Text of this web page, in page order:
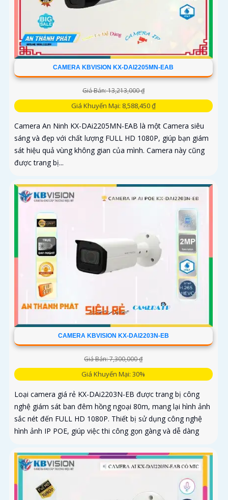
CAMERA KBVISION KX-DAI2205MN-EAB
Giá Bán: 13,213,000 ₫
Giá Khuyến Mại: 8,588,450 ₫
Camera An Ninh KX-DAi2205MN-EAB là một Camera siêu
sáng và đẹp với chất lượng FULL HD 1080P, giúp bạn giám
sát hiệu quả vùng không gian của mình. Camera này cũng
được trang bị...
CAMERA KBVISION KX-DAI2203N-EB
Giá Bán: 7,300,000 ₫
Giá Khuyến Mại: 30%
Loại camera giá rẻ KX-DAi2203N-EB được trang bị công
nghệ giám sát ban đêm hồng ngoại 80m, mang lại hình ảnh
sắc nét đến FULL HD 1080P. Thiết bị sử dụng công nghệ
hình ảnh IP POE, giúp việc thi công gọn gàng và dễ dàng